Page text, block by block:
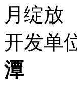
月绽放
开发单
潭